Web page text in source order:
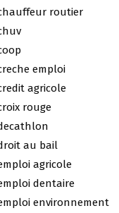
routier
emploi
agricole
rouge
au bail
agricole
dentaire
environnement